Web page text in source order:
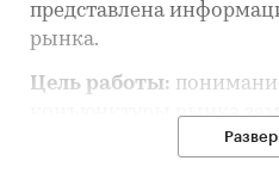
представлена
рынка.
Цель работы:
конъюнктуры рынка
и оценка перспектив его